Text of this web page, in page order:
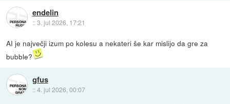
endelin
::3. jul 2026, 17:21
AI je največji izum po kolesu a nekateri še kar mislijo da gre za
bubble?
gfus
::4. jul 2026, 00:07